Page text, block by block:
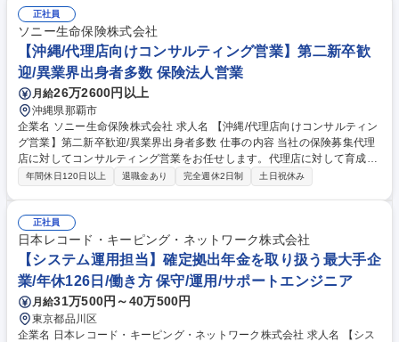
た、システム間インターフェイス機能や運用機能の設計・開発や基盤に関
わる作業も行います。 募集職種 【ポテンシャル】海外店システム開発技
術者(金融経験不問)【在宅勤務可】0028
正社員
ソニー生命保険株式会社
【沖縄/代理店向けコンサルティング営業】第二新卒歓
迎/異業界出身者多数 保険法人営業
月給26万2600円以上
沖縄県那覇市
企業名 ソニー生命保険株式会社 求人名 【沖縄/代理店向けコンサルティン
グ営業】第二新卒歓迎/異業界出身者多数 仕事の内容 当社の保険募集代理
店に対してコンサルティング営業をお任せします。代理店に対して育成や
マーケティング等の支援を行い、代理店の経営をサポートいただきます※
(教育、販売戦略の立案、商品勉強会等)(3)代理店の経営支援(経営計画の策
定支援、管理)(4)担当エリアのマーケット動向及び消費者ニーズの分析、
同業他社の販売戦略分析(5)代理店の新規開拓業務（目安：年2件程度 各代
理店営業拠点メンバーで協力しながら開拓活動を行っています） 募集職種
【沖縄/代理店向けコンサルティング営業】第二新卒歓迎/異業界出身者多
数
年間休日120日以上 退職金あり 完全週休2日制 土日祝休み
正社員
日本レコード・キーピング・ネットワーク株式会社
【システム運用担当】確定拠出年金を取り扱う最大手企
業/年休126日/働き方 保守/運用/サポートエンジニア
月給31万500円～40万500円
東京都品川区
企業名 日本レコード・キーピング・ネットワーク株式会社 求人名 【シス